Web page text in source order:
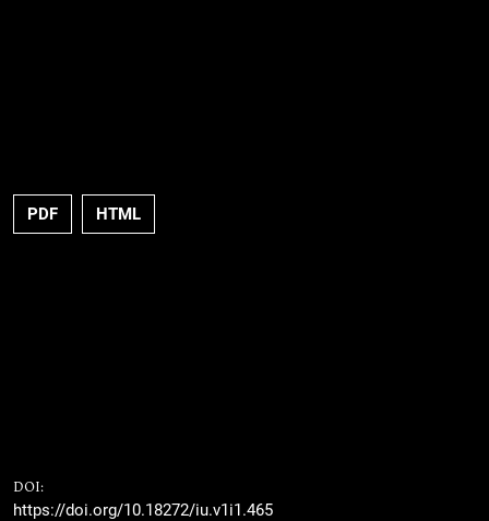
PDF HTML
DOI:
https://doi.org/10.18272/iu.v1i1.465